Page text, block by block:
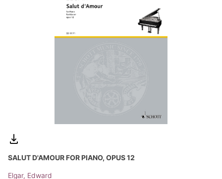
SALUT D'AMOUR FOR PIANO, OPUS 12
Elgar, Edward